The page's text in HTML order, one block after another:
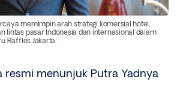
memimpin arah strategi komersial hotel,
lintas pasar Indonesia dan internasional dalam
Raffles Jakarta.
resmi menunjuk Putra Yadnya